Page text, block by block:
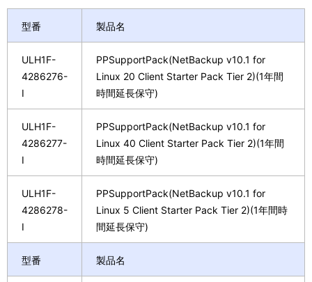
型番 製品名
ULH1F-
4286276-
I
PPSupportPack(NetBackup v10.1 for
Linux 20 Client Starter Pack Tier 2)(1年間
時間延長保守)
ULH1F-
4286277-
I
PPSupportPack(NetBackup v10.1 for
Linux 40 Client Starter Pack Tier 2)(1年間
時間延長保守)
ULH1F-
4286278-
I
PPSupportPack(NetBackup v10.1 for
Linux 5 Client Starter Pack Tier 2)(1年間時
間延長保守)
型番 製品名